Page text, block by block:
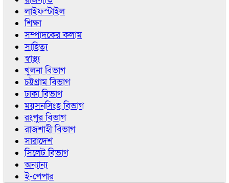
লাইফস্টাইল
শিক্ষা
সম্পাদকের কলাম
সাহিত্য
স্বাস্থ্য
খুলনা বিভাগ
চট্টগ্রাম বিভাগ
ঢাকা বিভাগ
ময়সনসিংহ বিভাগ
রংপুর বিভাগ
রাজশাহী বিভাগ
সারাদেশ
সিলেট বিভাগ
অন্যান্য
ই-পেপার